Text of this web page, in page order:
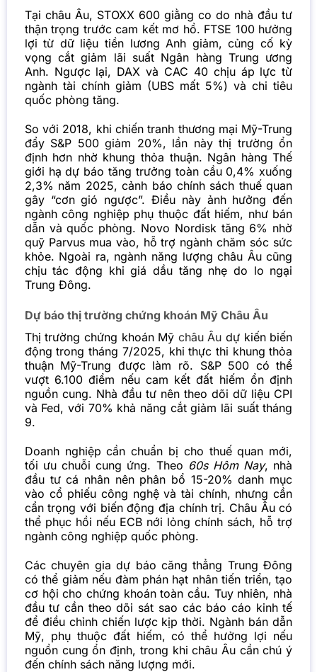
Tại châu Âu, STOXX 600 giằng co do nhà đầu tư
thận trọng trước cam kết mơ hồ. FTSE 100 hưởng
lợi từ dữ liệu tiền lương Anh giảm, củng cố kỳ
vọng cắt giảm lãi suất Ngân hàng Trung ương
Anh. Ngược lại, DAX và CAC 40 chịu áp lực từ
ngành tài chính giảm (UBS mất 5%) và chi tiêu
quốc phòng tăng.
So với 2018, khi chiến tranh thương mại Mỹ-Trung
đẩy S&P 500 giảm 20%, lần này thị trường ổn
định hơn nhờ khung thỏa thuận. Ngân hàng Thế
giới hạ dự báo tăng trưởng toàn cầu 0,4% xuống
2,3% năm 2025, cảnh báo chính sách thuế quan
gây “cơn gió ngược”. Điều này ảnh hưởng đến
ngành công nghiệp phụ thuộc đất hiếm, như bán
dẫn và quốc phòng. Novo Nordisk tăng 6% nhờ
quỹ Parvus mua vào, hỗ trợ ngành chăm sóc sức
khỏe. Ngoài ra, ngành năng lượng châu Âu cũng
chịu tác động khi giá dầu tăng nhẹ do lo ngại
Trung Đông.
Dự báo thị trường chứng khoán Mỹ Châu Âu
Thị trường chứng khoán Mỹ châu Âu dự kiến biến
động trong tháng 7/2025, khi thực thi khung thỏa
thuận Mỹ-Trung được làm rõ. S&P 500 có thể
vượt 6.100 điểm nếu cam kết đất hiếm ổn định
nguồn cung. Nhà đầu tư nên theo dõi dữ liệu CPI
và Fed, với 70% khả năng cắt giảm lãi suất tháng
9.
Doanh nghiệp cần chuẩn bị cho thuế quan mới,
tối ưu chuỗi cung ứng. Theo 60s Hôm Nay, nhà
đầu tư cá nhân nên phân bổ 15-20% danh mục
vào cổ phiếu công nghệ và tài chính, nhưng cần
cẩn trọng với biến động địa chính trị. Châu Âu có
thể phục hồi nếu ECB nới lỏng chính sách, hỗ trợ
ngành công nghiệp quốc phòng.
Các chuyên gia dự báo căng thẳng Trung Đông
có thể giảm nếu đàm phán hạt nhân tiến triển, tạo
cơ hội cho chứng khoán toàn cầu. Tuy nhiên, nhà
đầu tư cần theo dõi sát sao các báo cáo kinh tế
để điều chỉnh chiến lược kịp thời. Ngành bán dẫn
Mỹ, phụ thuộc đất hiếm, có thể hưởng lợi nếu
nguồn cung ổn định, trong khi châu Âu cần chú ý
đến chính sách năng lượng mới.